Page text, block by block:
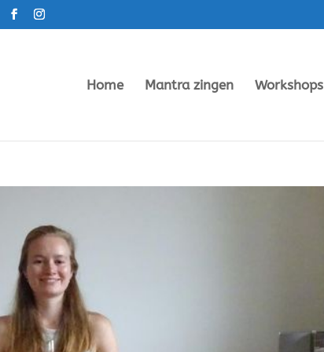
Home Mantra zingen Workshops